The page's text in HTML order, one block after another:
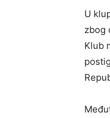
U
zbog
Klub